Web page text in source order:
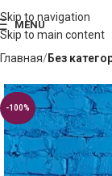
Skip to navigation
Skip to main content
MENU
Главная Без
-100%